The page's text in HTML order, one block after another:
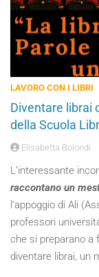
LAVORO CON I LIBRI
Diventare librai
della Scuola
Elisabetta Bolondi
L’interessante
raccontano un
l’appoggio di Ali
professori
che si preparano a
diventare librai, un